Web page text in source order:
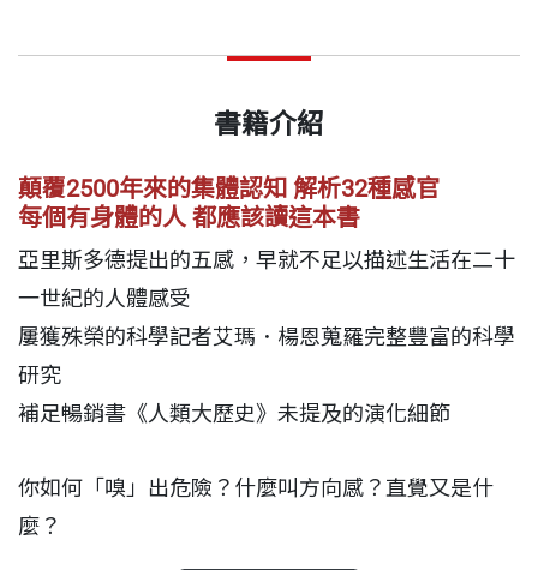
書籍介紹
顛覆2500年來的集體認知 解析32種感官
每個有身體的人 都應該讀這本書
亞里斯多德提出的五感，早就不足以描述生活在二十
一世紀的人體感受
屢獲殊榮的科學記者艾瑪．楊恩蒐羅完整豐富的科學
研究
補足暢銷書《人類大歷史》未提及的演化細節
你如何「嗅」出危險？什麼叫方向感？直覺又是什
麼？